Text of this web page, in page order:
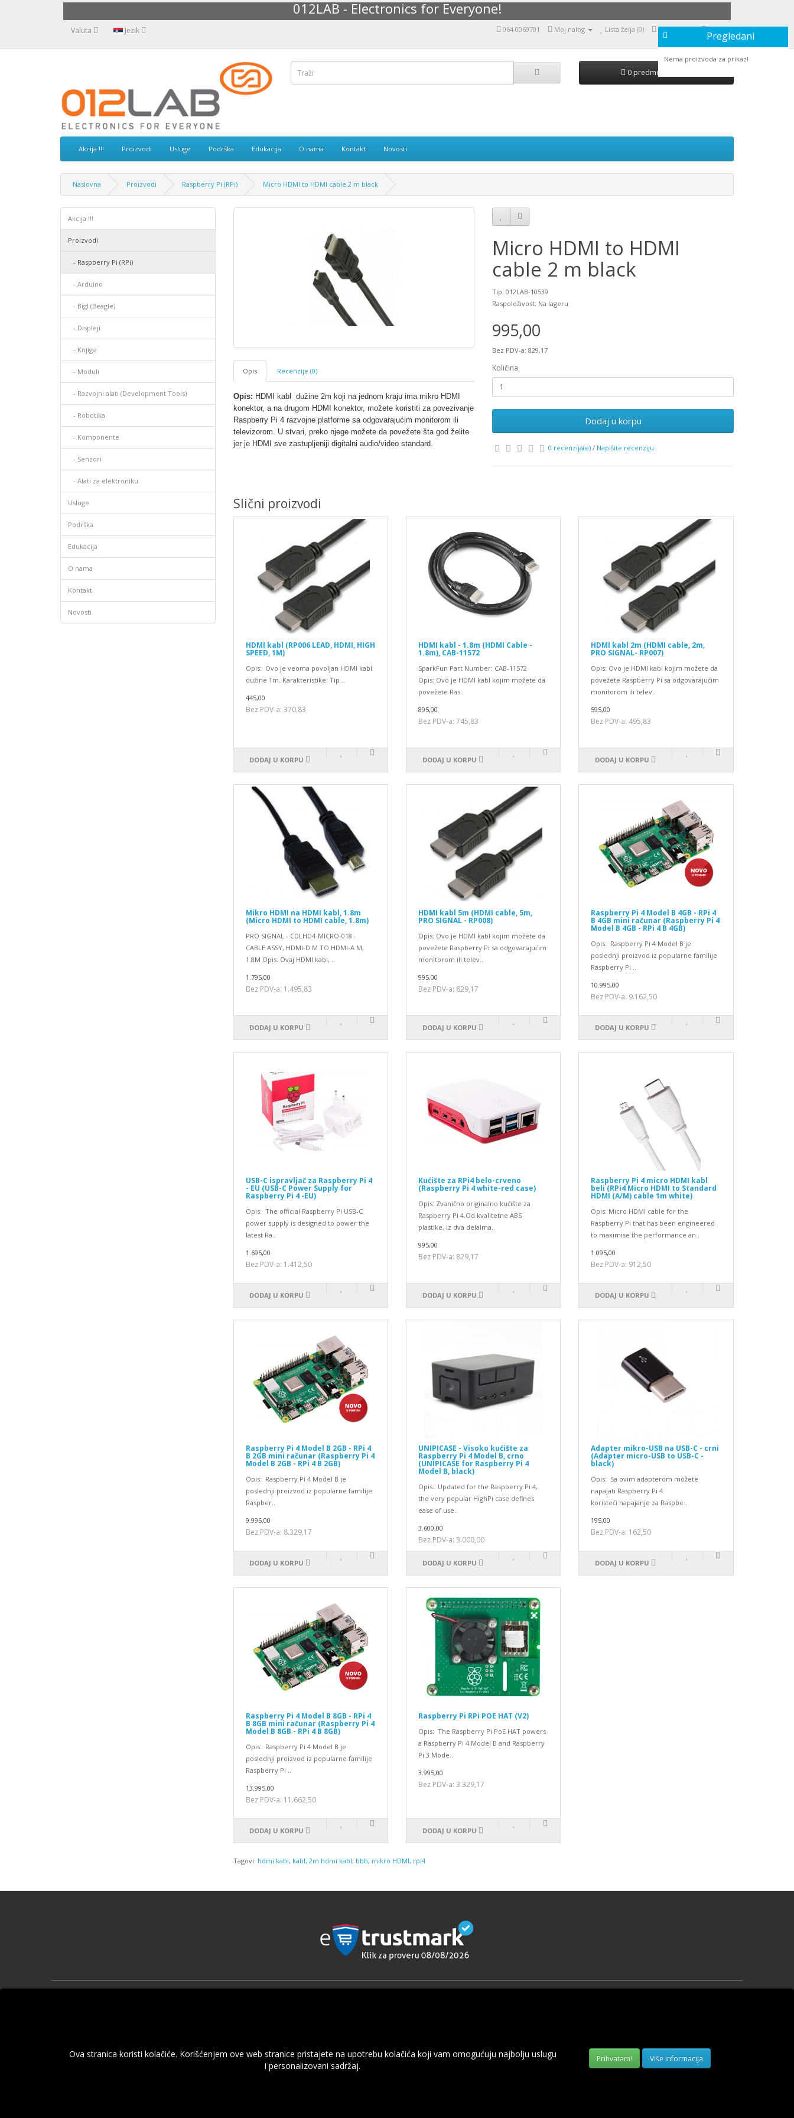
Ova stranica koristi kolačiće. Korišćenjem ove web stranice pristajete na upotrebu kolačića koji vam omogućuju najbolju uslugu
i personalizovani sadržaj.
Više informacija
012LAB - Electronics for Everyone!
Valuta Jezik 064 0069701 Moj nalog Lista želja (0) Moja korpa Naruči
0 predmet(a) - 0,00
Akcija !!! Proizvodi Usluge Podrška Edukacija O nama Kontakt Novosti
Naslovna Proizvodi Raspberry Pi (RPi) Micro HDMI to HDMI cable 2 m black
Akcija !!!
Proizvodi
- Raspberry Pi (RPi)
- Arduino
- Bigl (Beagle)
- Displеji
- Knjige
- Moduli
- Razvojni alati (Development Tools)
- Robotika
- Komponente
- Senzori
- Alati za elektroniku
Usluge
Podrška
Edukacija
O nama
Kontakt
Novosti
Pregledani
Nema proizvoda za prikaz!
Opis Recenzije (0)
Opis: HDMI kabl dužine 2m koji na jednom kraju ima mikro HDMI
konektor, a na drugom HDMI konektor, možete koristiti za povezivanje
Raspberry Pi 4 razvojne platforme sa odgovarajućim monitorom ili
televizorom. U stvari, preko njege možete da povežete šta god želite
jer je HDMI sve zastupljeniji digitalni audio/video standard.
Micro HDMI to HDMI
cable 2 m black
Tip: 012LAB-10539
Raspoloživost: Na lageru
995,00
Bez PDV-a: 829,17
Količina
Dodaj u korpu
0 recenzija(e) / Napišite recenziju
Slični proizvodi
HDMI kabl (RP006 LEAD, HDMI, HIGH
SPEED, 1M)
Opis: Ovo je veoma povoljan HDMI kabl
dužine 1m. Karakteristike: Tip ..
445,00
Bez PDV-a: 370,83
DODAJ U KORPU
HDMI kabl - 1.8m (HDMI Cable -
1.8m), CAB-11572
SparkFun Part Number: CAB-11572
Opis: Ovo je HDMI kabl kojim možete da
povežete Ras..
895,00
Bez PDV-a: 745,83
DODAJ U KORPU
HDMI kabl 2m (HDMI cable, 2m,
PRO SIGNAL- RP007)
Opis: Ovo je HDMI kabl kojim možete da
povežete Raspberry Pi sa odgovarajućim
monitorom ili telev..
595,00
Bez PDV-a: 495,83
DODAJ U KORPU
Mikro HDMI na HDMI kabl, 1.8m
(Micro HDMI to HDMI cable, 1.8m)
PRO SIGNAL - CDLHD4-MICRO-018 -
CABLE ASSY, HDMI-D M TO HDMI-A M,
1.8M Opis: Ovaj HDMI kabl, ..
1.795,00
Bez PDV-a: 1.495,83
DODAJ U KORPU
HDMI kabl 5m (HDMI cable, 5m,
PRO SIGNAL - RP008)
Opis: Ovo je HDMI kabl kojim možete da
povežete Raspberry Pi sa odgovarajućim
monitorom ili telev..
995,00
Bez PDV-a: 829,17
DODAJ U KORPU
Raspberry Pi 4 Model B 4GB - RPi 4
B 4GB mini računar (Raspberry Pi 4
Model B 4GB - RPi 4 B 4GB)
Opis: Raspberry Pi 4 Model B je
poslednji proizvod iz popularne familije
Raspberry Pi ..
10.995,00
Bez PDV-a: 9.162,50
DODAJ U KORPU
USB-C ispravljač za Raspberry Pi 4
- EU (USB-C Power Supply for
Raspberry Pi 4 -EU)
Opis: The official Raspberry Pi USB-C
power supply is designed to power the
latest Ra..
1.695,00
Bez PDV-a: 1.412,50
DODAJ U KORPU
Kućište za RPi4 belo-crveno
(Raspberry Pi 4 white-red case)
Opis: Zvanično originalno kućište za
Raspberry Pi 4.Od kvalitetne ABS
plastike, iz dva delaIma..
995,00
Bez PDV-a: 829,17
DODAJ U KORPU
Raspberry Pi 4 micro HDMI kabl
beli (RPi4 Micro HDMI to Standard
HDMI (A/M) cable 1m white)
Opis: Micro HDMI cable for the
Raspberry Pi that has been engineered
to maximise the performance an..
1.095,00
Bez PDV-a: 912,50
DODAJ U KORPU
Raspberry Pi 4 Model B 2GB - RPi 4
B 2GB mini računar (Raspberry Pi 4
Model B 2GB - RPi 4 B 2GB)
Opis: Raspberry Pi 4 Model B je
poslednji proizvod iz popularne familije
Raspber..
9.995,00
Bez PDV-a: 8.329,17
DODAJ U KORPU
UNIPICASE - Visoko kućište za
Raspberry Pi 4 Model B, crno
(UNIPICASE for Raspberry Pi 4
Model B, black)
Opis: Updated for the Raspberry Pi 4,
the very popular HighPi case defines
ease of use..
3.600,00
Bez PDV-a: 3.000,00
DODAJ U KORPU
Adapter mikro-USB na USB-C - crni
(Adapter micro-USB to USB-C -
black)
Opis: Sa ovim adapterom možete
napajati Raspberry Pi 4
koristeći napajanje za Raspbe..
195,00
Bez PDV-a: 162,50
DODAJ U KORPU
Raspberry Pi 4 Model B 8GB - RPi 4
B 8GB mini računar (Raspberry Pi 4
Model B 8GB - RPi 4 B 8GB)
Opis: Raspberry Pi 4 Model B je
poslednji proizvod iz popularne familije
Raspberry Pi ..
13.995,00
Bez PDV-a: 11.662,50
DODAJ U KORPU
Raspberry Pi RPi POE HAT (V2)
Opis: The Raspberry Pi PoE HAT powers
a Raspberry Pi 4 Model B and Raspberry
Pi 3 Mode..
3.995,00
Bez PDV-a: 3.329,17
DODAJ U KORPU
Tagovi: hdmi kabl, kabl, 2m hdmi kabl, bbb, mikro HDMI, rpi4
Pravila i uslovi korišćenja
Kontaktirate nas
Specijalne ponude
Obaveštenja